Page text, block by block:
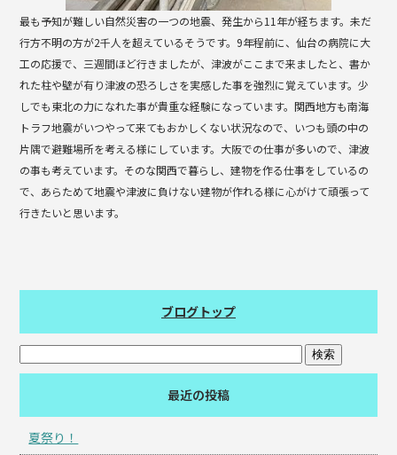
最も予知が難しい自然災害の一つの地震、発生から11年が経ちます。未だ
行方不明の方が2千人を超えているそうです。9年程前に、仙台の病院に大
工の応援で、三週間ほど行きましたが、津波がここまで来ましたと、書か
れた柱や壁が有り津波の恐ろしさを実感した事を強烈に覚えています。少
しでも東北の力になれた事が貴重な経験になっています。関西地方も南海
トラフ地震がいつやって来てもおかしくない状況なので、いつも頭の中の
片隅で避難場所を考える様にしています。大阪での仕事が多いので、津波
の事も考えています。そのな関西で暮らし、建物を作る仕事をしているの
で、あらためて地震や津波に負けない建物が作れる様に心がけて頑張って
行きたいと思います。
ブログトップ
最近の投稿
夏祭り！